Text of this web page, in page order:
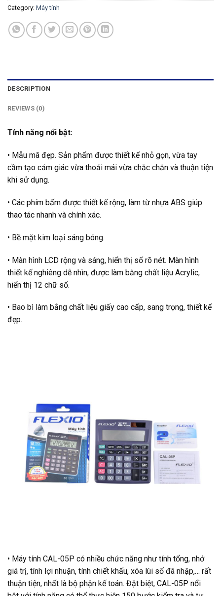
Category: Máy tính
DESCRIPTION
REVIEWS (0)
Tính năng nổi bật:
• Mẫu mã đẹp. Sản phẩm được thiết kế nhỏ gọn, vừa tay
cầm tạo cảm giác vừa thoải mái vừa chắc chắn và thuận tiện
khi sử dụng.
• Các phím bấm được thiết kế rộng, làm từ nhựa ABS giúp
thao tác nhanh và chính xác.
• Bề mặt kim loại sáng bóng.
• Màn hình LCD rộng và sáng, hiển thị số rõ nét. Màn hình
thiết kế nghiêng dễ nhìn, được làm bằng chất liệu Acrylic,
hiển thị 12 chữ số.
• Bao bì làm bằng chất liệu giấy cao cấp, sang trọng, thiết kế
đẹp.
• Máy tính CAL-05P có nhiều chức năng như tính tổng, nhớ
giá trị, tính lợi nhuận, tính chiết khấu, xóa lùi số đã nhập,… rất
thuận tiện, nhất là bộ phận kế toán. Đặt biệt, CAL-05P nổi